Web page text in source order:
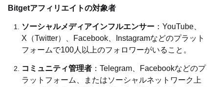
Bitgetアフィリエイトの対象者
ソーシャルメディアインフルエンサー ：YouTube、
X（Twitter）、Facebook、Instagramなどのプラット
フォームで100人以上のフォロワーがいること。
コミュニティ管理者 ：Telegram、Facebookなどのプ
ラットフォーム、またはソーシャルネットワーク上